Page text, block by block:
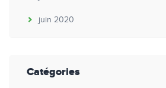
juin 2020
Catégories